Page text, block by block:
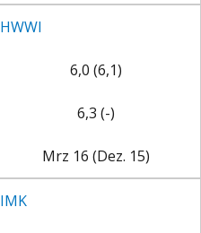
HWWI
6,0 (6,1)
6,3 (-)
Mrz 16 (Dez. 15)
IMK